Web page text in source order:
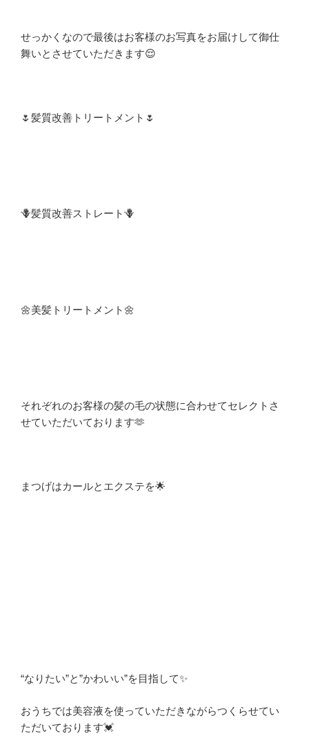
せっかくなので最後はお客様のお写真をお届けして御仕
舞いとさせていただきます😌
🌷髪質改善トリートメント🌷
🪻髪質改善ストレート🪻
🌼美髪トリートメント🌼
それぞれのお客様の髪の毛の状態に合わせてセレクトさ
せていただいております🫶
まつげはカールとエクステを🌟
“なりたい”と”かわいい”を目指して✨
おうちでは美容液を使っていただきながらつくらせてい
ただいております💓